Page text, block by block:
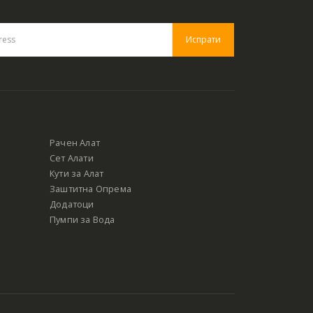
Рачен Алат
Сет Алати
Кути за Алат
Заштитна Опрема
Додатоци
Пумпи за Вода